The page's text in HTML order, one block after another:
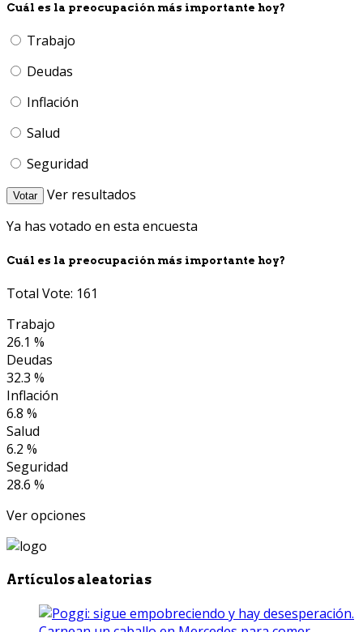
Cuál es la preocupación más importante hoy?
Trabajo
Deudas
Inflación
Salud
Seguridad
Votar
Ver resultados
Ya has votado en esta encuesta
Cuál es la preocupación más importante hoy?
Total Vote: 161
Trabajo
26.1 %
Deudas
32.3 %
Inflación
6.8 %
Salud
6.2 %
Seguridad
28.6 %
Ver opciones
Artículos aleatorias